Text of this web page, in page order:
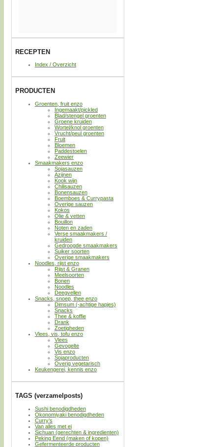
RECEPTEN
Index / Overzicht
PRODUCTEN
Groenten, fruit enzo
Ingemaakt/pickled
Blad/stengel groenten
Groene kruiden
Wortel/knol groenten
Vrucht/peul groenten
Fruit
Bloemen
Paddestoelen
Zeewier
Smaakmakers enzo
Sojasauzen
Azijnen
Kook wijn
Chilisauzen
Bonensauzen
Boemboes & Currypasta
Overige sauzen
Kokos
Olie & vetten
Bouillon
Noten en zaden
Verse smaakmakers /
kruiden
Gedroogde smaakmakers
Suiker soorten
Overige smaakmakers
Noodles, rijst enzo
Rijst & Granen
Meelsoorten
Bonen
Noodles
Deegvellen
Snacks, snoep, thee enzo
Dimsum (-achtige hapjes)
Snacks
Thee & koffie
Drank
Zoetigheden
Vlees, vis, tofu enzo
Vlees
Gevogelte
Vis enzo
Sojaproducten
Overig vegetarisch
Keukengerei, kennis enzo
TAGS (verzamelposts)
Sushi benodigdheden
Okonomiyaki benodigdheden
Curry’s
Van alles met ei
Sichuan (gerechten & ingredienten)
Peking Eend (maken of kopen)
Gefermenteerde producten